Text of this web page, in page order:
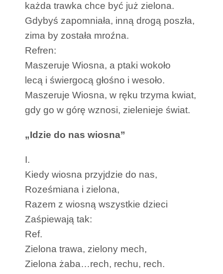
każda trawka chce być już zielona.
Gdybyś zapomniała, inną drogą poszła,
zima by została mroźna.
Refren:
Maszeruje Wiosna, a ptaki wokoło
lecą i świergocą głośno i wesoło.
Maszeruje Wiosna, w ręku trzyma kwiat,
gdy go w górę wznosi, zielenieje świat.
„Idzie do nas wiosna”
I.
Kiedy wiosna przyjdzie do nas,
Roześmiana i zielona,
Razem z wiosną wszystkie dzieci
Zaśpiewają tak:
Ref.
Zielona trawa, zielony mech,
Zielona żaba…rech, rechu, rech.